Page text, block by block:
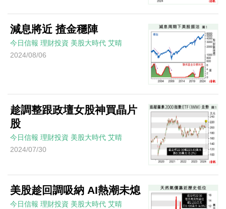
減息將近 揸金穩陣
今日信報 理財投資 美股大時代 艾晴
2024/08/06
趁調整跟政壇女股神買晶片
股
今日信報 理財投資 美股大時代 艾晴
2024/07/30
美股趁回調吸納 AI熱潮未熄
今日信報 理財投資 美股大時代 艾晴